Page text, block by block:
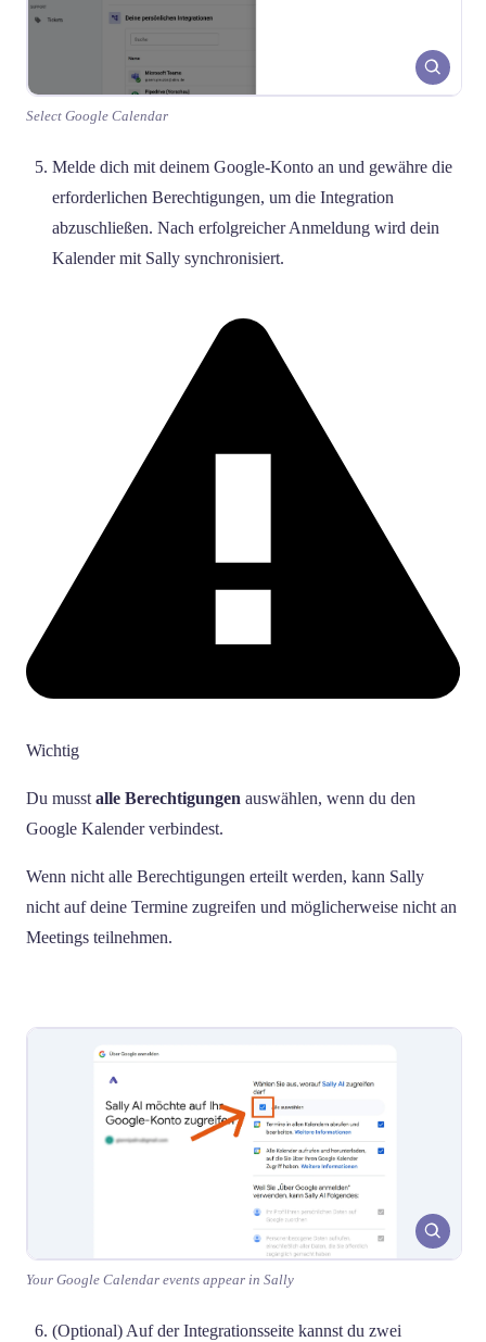
Select Google Calendar
Melde dich mit deinem Google-Konto an und gewähre die
erforderlichen Berechtigungen, um die Integration
abzuschließen. Nach erfolgreicher Anmeldung wird dein
Kalender mit Sally synchronisiert.
Wichtig
Du musst alle Berechtigungen auswählen, wenn du den
Google Kalender verbindest.
Wenn nicht alle Berechtigungen erteilt werden, kann Sally
nicht auf deine Termine zugreifen und möglicherweise nicht an
Meetings teilnehmen.
Your Google Calendar events appear in Sally
(Optional) Auf der Integrationsseite kannst du zwei